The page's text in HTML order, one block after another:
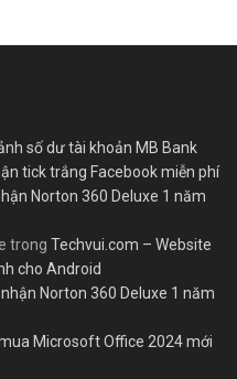
số dư tài khoản MB Bank
tick trắng Facebook miễn phí
Norton 360 Deluxe 1 năm
trong Techvui.com – Website
cho Android
Norton 360 Deluxe 1 năm
mua Microsoft Office 2024 mới